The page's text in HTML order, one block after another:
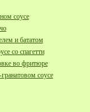
соусе
и бататом
со спагетти
во фритюре
соусе